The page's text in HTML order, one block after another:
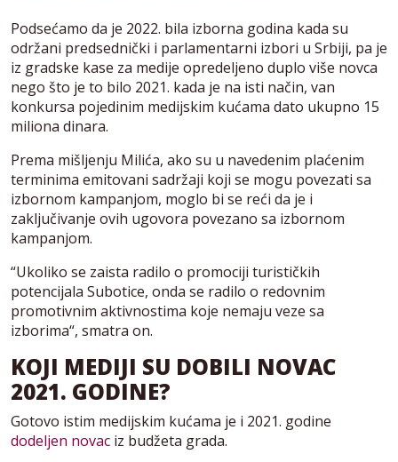
Podsećamo da je 2022. bila izborna godina kada su
održani predsednički i parlamentarni izbori u Srbiji, pa je
iz gradske kase za medije opredeljeno duplo više novca
nego što je to bilo 2021. kada je na isti način, van
konkursa pojedinim medijskim kućama dato ukupno 15
miliona dinara.
Prema mišljenju Milića, ako su u navedenim plaćenim
terminima emitovani sadržaji koji se mogu povezati sa
izbornom kampanjom, moglo bi se reći da je i
zaključivanje ovih ugovora povezano sa izbornom
kampanjom.
“Ukoliko se zaista radilo o promociji turističkih
potencijala Subotice, onda se radilo o redovnim
promotivnim aktivnostima koje nemaju veze sa
izborima“, smatra on.
KOJI MEDIJI SU DOBILI NOVAC
2021. GODINE?
Gotovo istim medijskim kućama je i 2021. godine
dodeljen novac iz budžeta grada.